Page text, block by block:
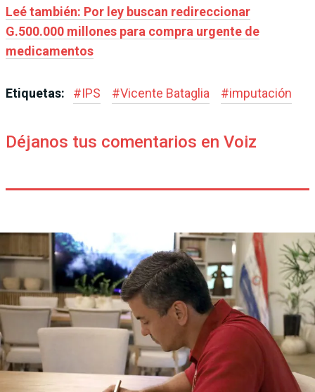
Leé también: Por ley buscan redireccionar
G.500.000 millones para compra urgente de
medicamentos
Etiquetas: #IPS #Vicente Bataglia #imputación
Déjanos tus comentarios en Voiz